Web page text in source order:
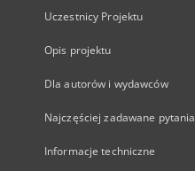
Uczestnicy Projektu
Opis projektu
Dla autorów i wydawców
Najczęściej zadawane pytania
Informacje techniczne